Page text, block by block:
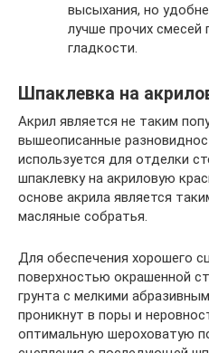
высыхания, но
лучше прочих
гладкости.
Шпаклевка на
Акрил является не таким
вышеописанные
используется для отделки
шпаклевку на акриловую
основе акрила является
масляные собратья.
Для обеспечения хорошего
поверхностью окрашенной
грунта с мелкими
проникнут в поры и
оптимальную шероховатую